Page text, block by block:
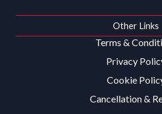
Other Links
Terms &
Privacy
Cookie
Cancellation &